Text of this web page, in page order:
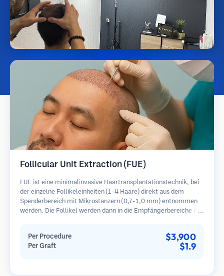
Follicular Unit Extraction (FUE)
FUE ist eine minimalinvasive Haartransplantationstechnik, bei
der einzelne Follikeleinheiten (1-4 Haare) direkt aus dem
Spenderbereich mit Mikrostanzern (0,7-1,0 mm) entnommen
werden. Die Follikel werden dann in die Empfängerbereiche in
im Vergleich zu Streifenentnahmemethoden.
Per Procedure $3,900
Per Graft $1.9